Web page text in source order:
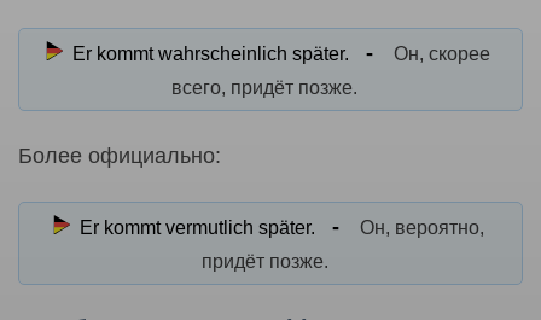
Er kommt wahrscheinlich später.
Он, скорее
всего, придёт позже.
Более официально:
Er kommt vermutlich später.
Он, вероятно,
придёт позже.